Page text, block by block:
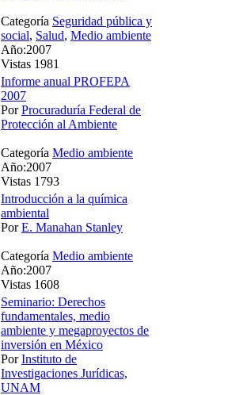
Categoría Seguridad pública y
social, Salud, Medio ambiente
Año:2007
Vistas 1981
Informe anual PROFEPA
2007
PorProcuraduría Federal de
Protección al Ambiente
Categoría Medio ambiente
Año:2007
Vistas 1793
Introducción a la química
ambiental
PorE. Manahan Stanley
Categoría Medio ambiente
Año:2007
Vistas 1608
Seminario: Derechos
fundamentales, medio
ambiente y megaproyectos de
inversión en México
PorInstituto de
Investigaciones Jurídicas,
UNAM